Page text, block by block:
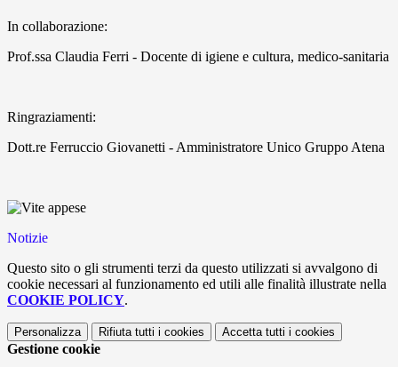
In collaborazione:
Prof.ssa Claudia Ferri - Docente di igiene e cultura, medico-sanitaria
Ringraziamenti:
Dott.re Ferruccio Giovanetti - Amministratore Unico Gruppo Atena
Notizie
Questo sito o gli strumenti terzi da questo utilizzati si avvalgono di
cookie necessari al funzionamento ed utili alle finalità illustrate nella
COOKIE POLICY.
Personalizza Rifiuta tutti i cookies Accetta tutti i cookies
Gestione cookie